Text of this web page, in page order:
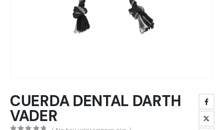
CUERDA DENTAL DARTH
VADER